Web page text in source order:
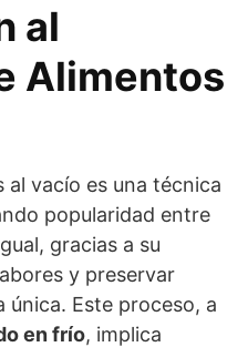
al
Alimentos
al vacío es una técnica
popularidad entre
gracias a su
y preservar
única. Este proceso, a
en frío, implica